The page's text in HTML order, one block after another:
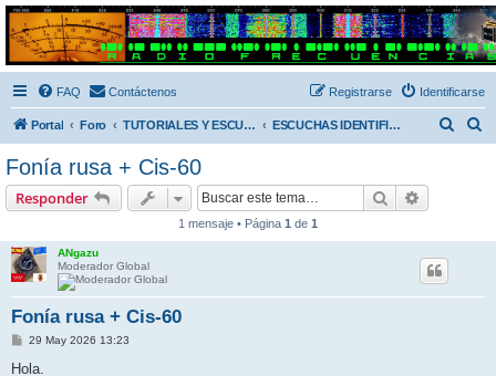
Radio Frecuencias
Foro de Radio Frecuencias
FAQ Contáctenos Identificarse
Registrarse
Portal Foro TUTORIALES Y ESCUCHAS SIN IDENTIFICAR ESCUCHAS IDENTIFICADAS
Fonía rusa + Cis-60
Responder Buscar
1 mensaje • Página 1 de 1
ANgazu
Moderador Global
Fonía rusa + Cis-60
M
n
29 May 2026 13:23
Hola.